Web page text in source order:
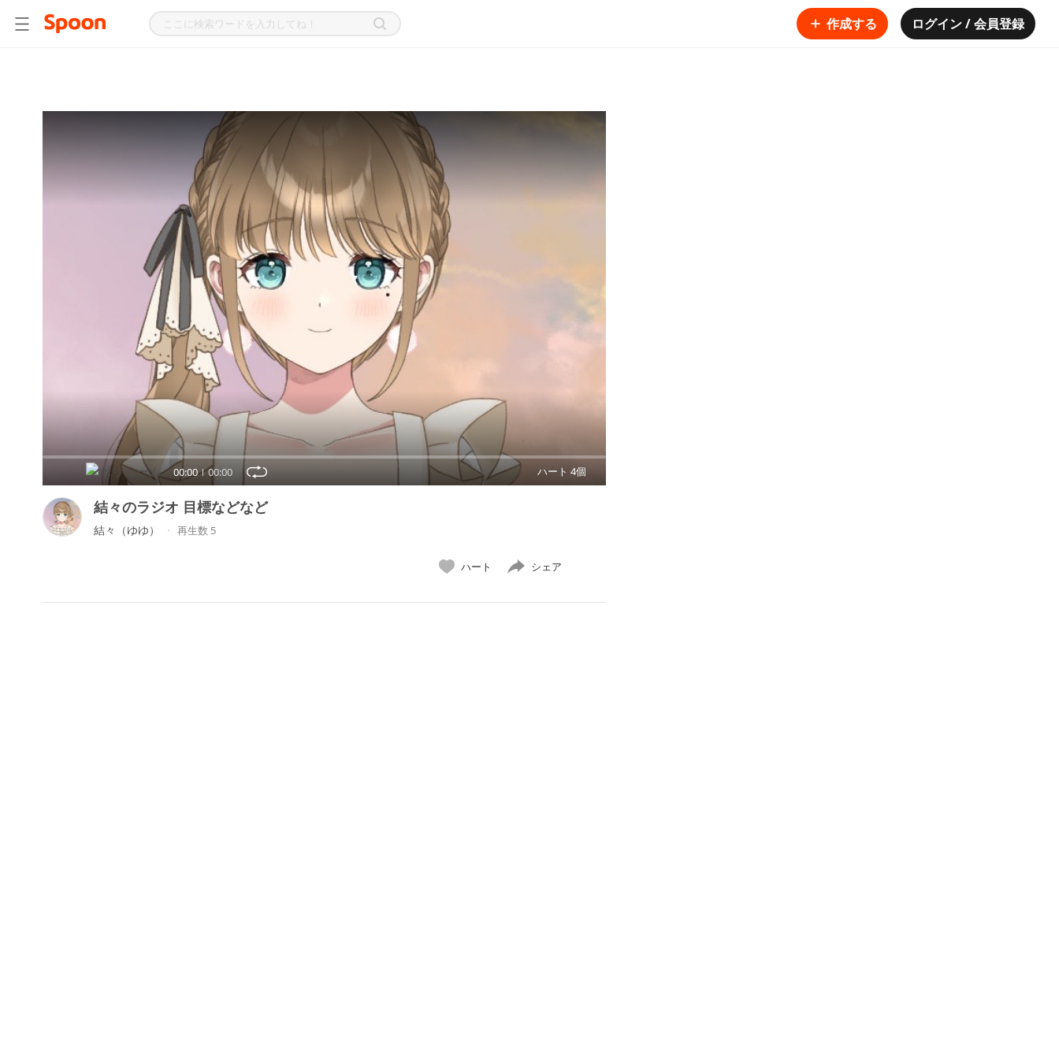
作成する ログイン / 会員登録
00:00 00:00 ハート 4個
結々のラジオ 目標などなど
結々（ゆゆ） 再生数 5
ハート シェア